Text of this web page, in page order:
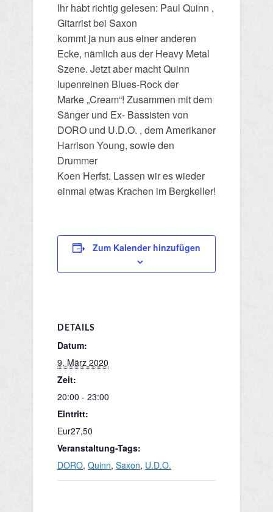
Ihr habt richtig gelesen: Paul Quinn ,
Gitarrist bei Saxon
kommt ja nun aus einer anderen
Ecke, nämlich aus der Heavy Metal
Szene. Jetzt aber macht Quinn
lupenreinen Blues-Rock der
Marke „Cream“! Zusammen mit dem
Sänger und Ex- Bassisten von
DORO und U.D.O. , dem Amerikaner
Harrison Young, sowie den
Drummer
Koen Herfst. Lassen wir es wieder
einmal etwas Krachen im Bergkeller!
Zum Kalender hinzufügen
DETAILS
Datum:
9. März 2020
Zeit:
20:00 - 23:00
Eintritt:
Eur27,50
Veranstaltung-Tags:
DORO, Quinn, Saxon, U.D.O.